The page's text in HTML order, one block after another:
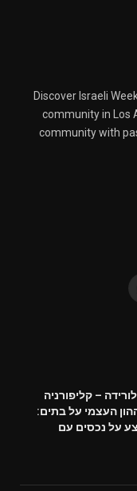
Discover Israeli
community in Los
community with
– קליפורניה
העצמי על בתים:
על נכסים עם